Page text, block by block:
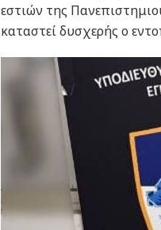
εστιών της
καταστεί δυσχερής ο